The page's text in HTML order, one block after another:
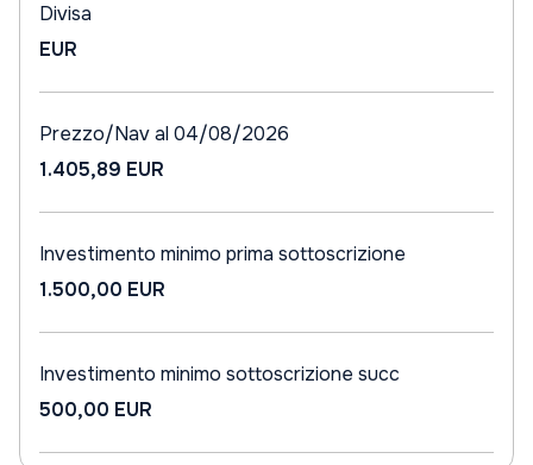
Divisa
EUR
Prezzo/Nav al 04/08/2026
1.405,89 EUR
Investimento minimo prima sottoscrizione
1.500,00 EUR
Investimento minimo sottoscrizione succ
500,00 EUR